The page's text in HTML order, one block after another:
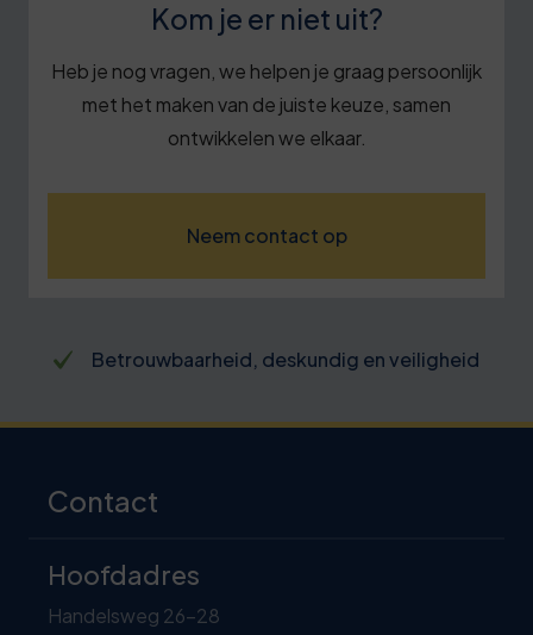
Kom je er niet uit?
Heb je nog vragen, we helpen je graag persoonlijk
met het maken van de juiste keuze, samen
ontwikkelen we elkaar.
Neem contact op
Betrouwbaarheid, deskundig en veiligheid
Contact
Hoofdadres
Handelsweg 26-28